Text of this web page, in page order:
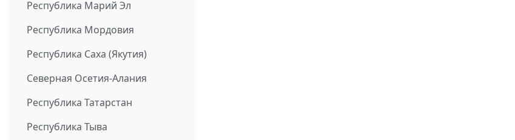
Республика Марий Эл
Республика Мордовия
Республика Саха (Якутия)
Северная Осетия-Алания
Республика Татарстан
Республика Тыва